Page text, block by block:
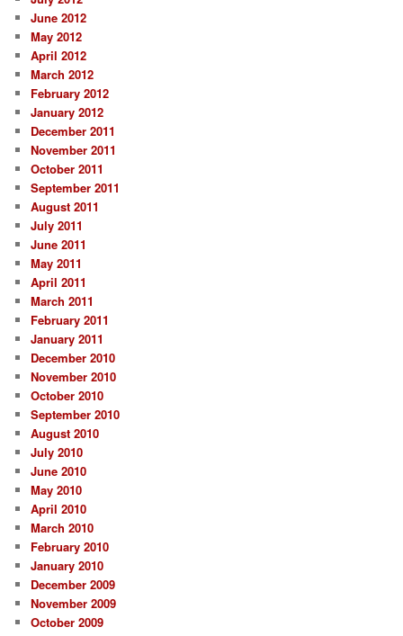
June 2012
May 2012
April 2012
March 2012
February 2012
January 2012
December 2011
November 2011
October 2011
September 2011
August 2011
July 2011
June 2011
May 2011
April 2011
March 2011
February 2011
January 2011
December 2010
November 2010
October 2010
September 2010
August 2010
July 2010
June 2010
May 2010
April 2010
March 2010
February 2010
January 2010
December 2009
November 2009
October 2009